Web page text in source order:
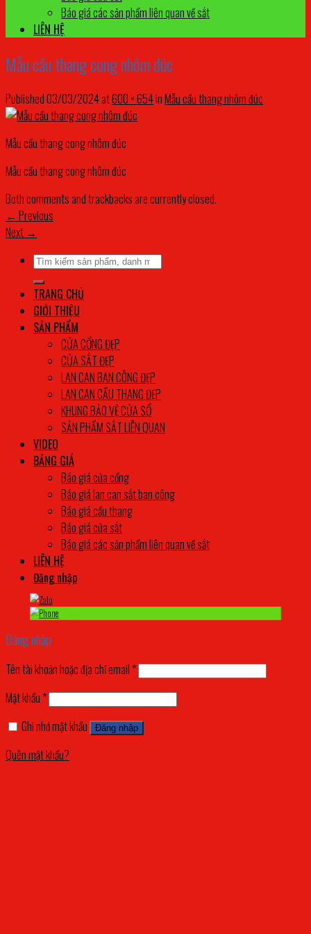
Báo giá các sản phẩm liên quan về sắt
LIÊN HỆ
Mẫu cầu thang cong nhôm đúc
Published03/03/2024at600 × 654inMẫu cầu thang nhôm đúc
Mẫu cầu thang cong nhôm đúc
Mẫu cầu thang cong nhôm đúc
Both comments and trackbacks are currently closed.
← Previous
Next →
Tìm
kiếm:
TRANG CHỦ
GIỚI THIỆU
SẢN PHẨM
CỬA CỔNG ĐẸP
CỬA SẮT ĐẸP
LAN CAN BAN CÔNG ĐẸP
LAN CAN CẦU THANG ĐẸP
KHUNG BẢO VỆ CỬA SỔ
SẢN PHẨM SẮT LIÊN QUAN
VIDEO
BẢNG GIÁ
Báo giá cửa cổng
Báo giá lan can sắt ban công
Báo giá cầu thang
Báo giá cửa sắt
Báo giá các sản phẩm liên quan về sắt
LIÊN HỆ
Đăng nhập
Đăng nhập
Tên tài khoản hoặc địa chỉ email *
Mật khẩu *
Ghi nhớ mật khẩu
Đăng nhập
Quên mật khẩu?